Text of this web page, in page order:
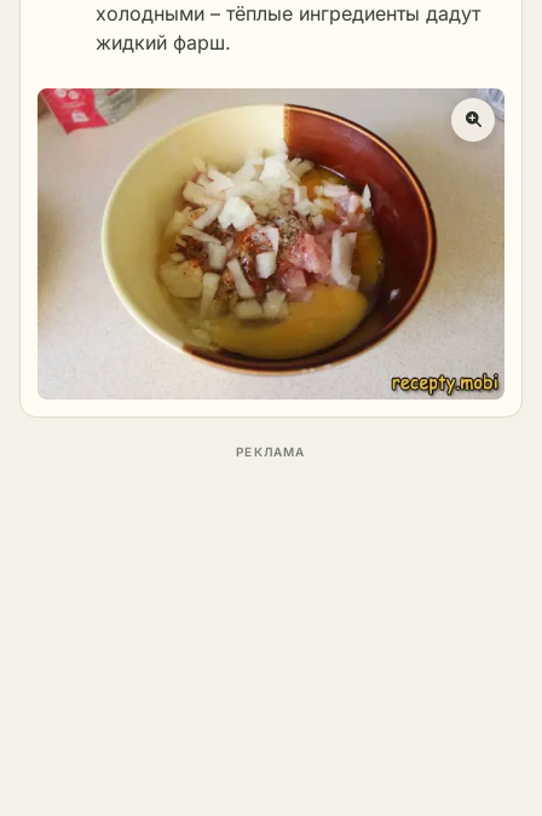
холодными – тёплые ингредиенты дадут
жидкий фарш.